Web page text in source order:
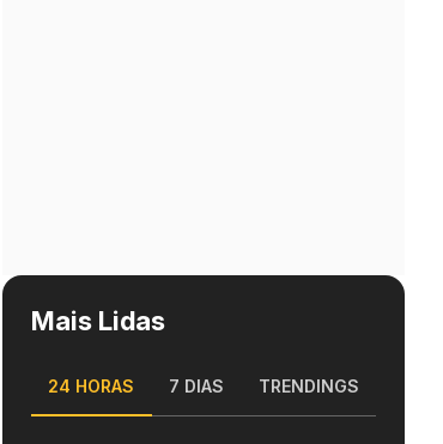
Mais Lidas
24 HORAS 7 DIAS TRENDINGS